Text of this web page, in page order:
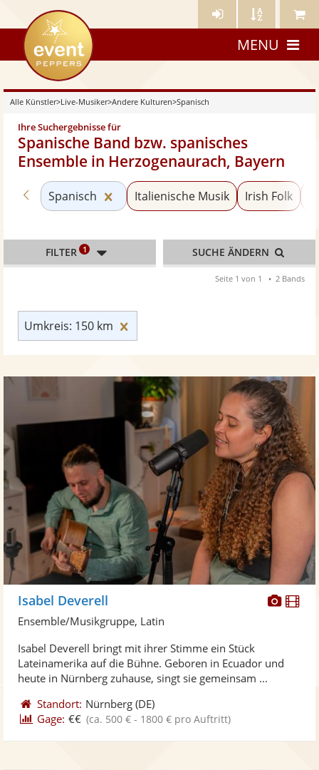
Künstler- Künstler Meine
eventpeppers
MENU
Alle Künstler>Live-Musiker>Andere Kulturen>Spanisch
Ihre Suchergebnisse für
Spanische Band bzw. spanisches
Ensemble in Herzogenaurach, Bayern
Zurück zu «Andere Kulturen»
Spanisch Kategorie «Spanisch» zurücksetzen
Italienische Musik Irish Folk
Umkreis: 150 km
FILTER 1 SUCHE ÄNDERN
Seite 1 von 1 2 Bands
Isabel Deverell
Ensemble/Musikgruppe, Latin
Isabel Deverell bringt mit ihrer Stimme ein Stück
Lateinamerika auf die Bühne. Geboren in Ecuador und
heute in Nürnberg zuhause, singt sie gemeinsam ...
Standort: Nürnberg (DE)
Gage: €€ (ca. 500 € - 1800 € pro Auftritt)